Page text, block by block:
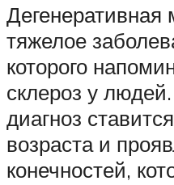
тяжелое
которого
склероз у
диагноз
возраста и
конечностей,